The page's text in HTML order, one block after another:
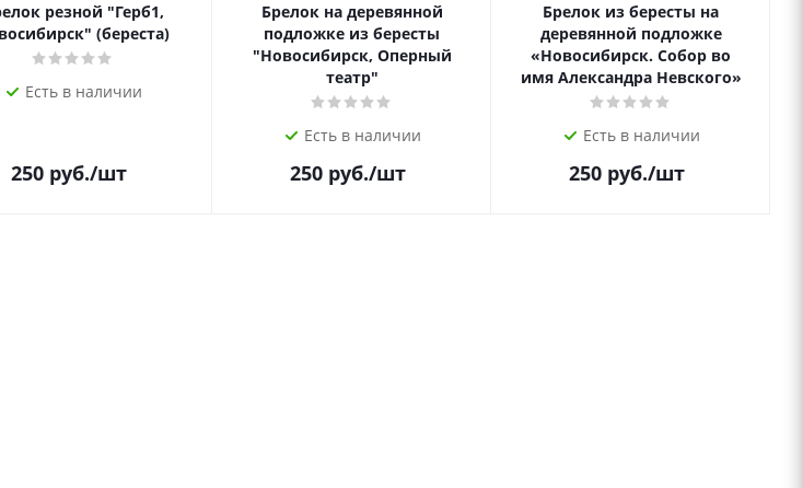
резной "Герб1,
(береста)
Есть в наличии
250 руб./шт
Брелок на деревянной
подложке из бересты
"Новосибирск, Оперный
театр"
Есть в наличии
250 руб./шт
Брелок из бересты на
деревянной подложке
«Новосибирск. Собор во
имя Александра Невского»
Есть в наличии
250 руб./шт